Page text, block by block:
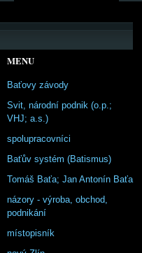
MENU
Baťovy závody
Svit, národní podnik (o.p.;
VHJ; a.s.)
spolupracovníci
Baťův systém (Batismus)
Tomáš Baťa; Jan Antonín Baťa
názory - výroba, obchod,
podnikání
místopisník